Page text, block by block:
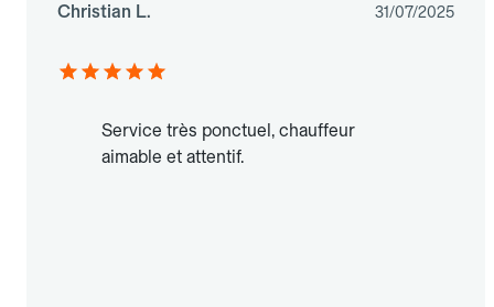
Christian L. 31/07/2025
Service très ponctuel, chauffeur
aimable et attentif.